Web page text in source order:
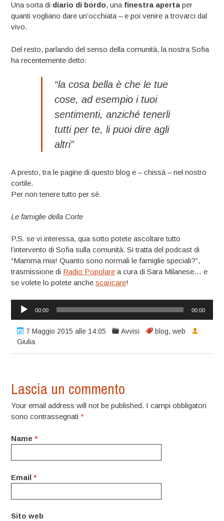
Una sorta di diario di bordo, una finestra aperta per
quanti vogliano dare un’occhiata – e poi venire a trovarci dal
vivo.
Del resto, parlando del senso della comunità, la nostra Sofia
ha recentemente detto:
“la cosa bella è che le tue
cose, ad esempio i tuoi
sentimenti, anziché tenerli
tutti per te, li puoi dire agli
altri”
A presto, tra le pagine di questo blog e – chissà – nel nostro
cortile.
Per non tenere tutto per sé.
Le famiglie della Corte
P.S. se vi interessa, qua sotto potete ascoltare tutto
l’intervento di Sofia sulla comunità. Si tratta del podcast di
“Mamma mia! Quanto sono normali le famiglie speciali?”,
trasmissione di Radio Popolare a cura di Sara Milanese… e
se volete lo potete anchescaricare!
Audio
Player
00:00 00:00
7 Maggio 2015 alle 14:05 Avvisi blog,web
Giulia
Lascia un commento
Your email address will not be published. I campi obbligatori
sono contrassegnati*
Name *
Email *
Sito web